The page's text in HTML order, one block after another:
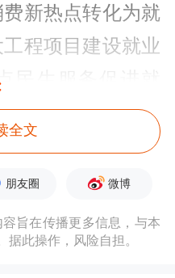
新热点转化为就
程项目建设就业
民生服务促进就
层服务空间，提
业就业吸引力，
国有企业招聘规
全文
朋友圈 微博
旨在传播更多信息，与本
此操作，风险自担。